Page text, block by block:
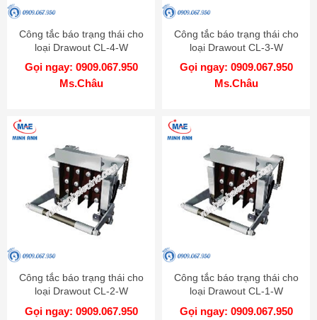
Công tắc báo trạng thái cho
loại Drawout CL-4-W
MITSUBISHI
Gọi ngay: 0909.067.950
Ms.Châu
Công tắc báo trạng thái cho
loại Drawout CL-3-W
MITSUBISHI
Gọi ngay: 0909.067.950
Ms.Châu
Công tắc báo trạng thái cho
loại Drawout CL-2-W
MITSUBISHI
Gọi ngay: 0909.067.950
Công tắc báo trạng thái cho
loại Drawout CL-1-W
MITSUBISHI
Gọi ngay: 0909.067.950